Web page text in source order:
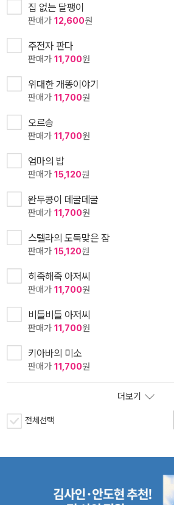
집 없는 달팽이
판매가 12,600원
주전자 판다
판매가 11,700원
위대한 개똥이야기
판매가 11,700원
오르송
판매가 11,700원
엄마의 밥
판매가 15,120원
완두콩이 데굴데굴
판매가 11,700원
스텔라의 도둑맞은 잠
판매가 15,120원
히죽해죽 아저씨
판매가 11,700원
비틀비틀 아저씨
판매가 11,700원
키아바의 미소
판매가 11,700원
더보기
전체선택